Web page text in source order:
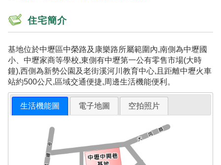
住宅簡介
基地位於中壢區中榮路及康樂路所屬範圍內,南側為中壢國
小、中壢家商等學校,東側有中壢第一公有零售市場(大時
鐘),西側為新勢公園及老街溪河川教育中心,且距離中壢火車
站約500公尺,區域交通便捷,周邊生活機能便利。
生活機能圖 電子地圖 空拍照片